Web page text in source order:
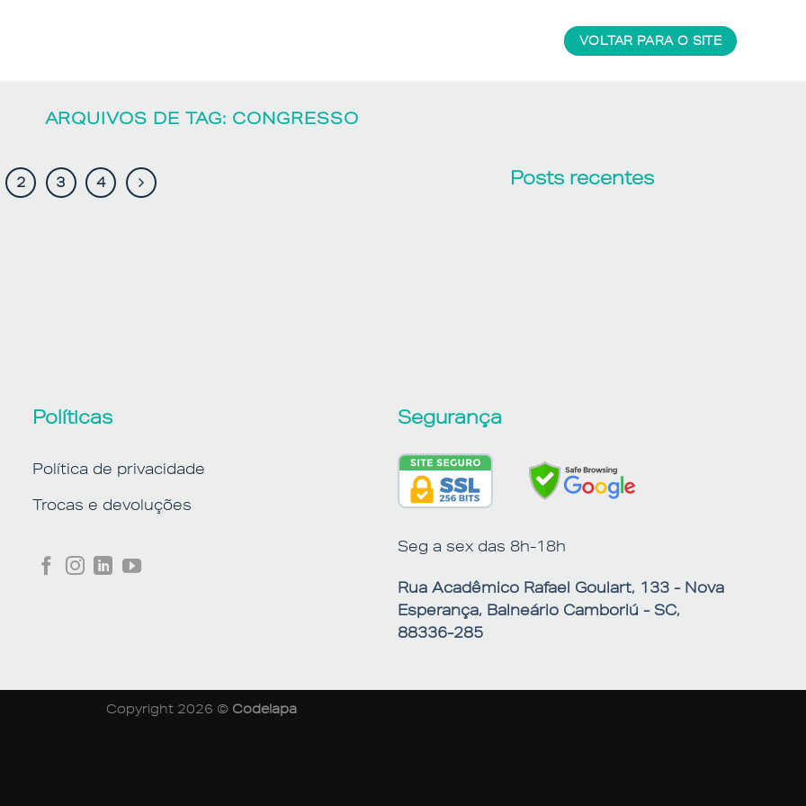
VOLTAR PARA O SITE
ARQUIVOS DE TAG: CONGRESSO
2 3 4 Posts recentes
Políticas
Política de privacidade
Trocas e devoluções
Segurança
Seg a sex das 8h-18h
Rua Acadêmico Rafael Goulart, 133 - Nova
Esperança, Balneário Camboriú - SC,
88336-285
Copyright 2026 © Codelapa